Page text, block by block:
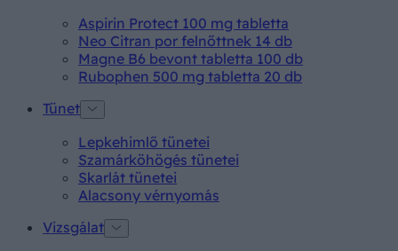
Aspirin Protect 100 mg tabletta
Neo Citran por felnőttnek 14 db
Magne B6 bevont tabletta 100 db
Rubophen 500 mg tabletta 20 db
Tünet
Lepkehimlő tünetei
Szamárköhögés tünetei
Skarlát tünetei
Alacsony vérnyomás
Vizsgálat